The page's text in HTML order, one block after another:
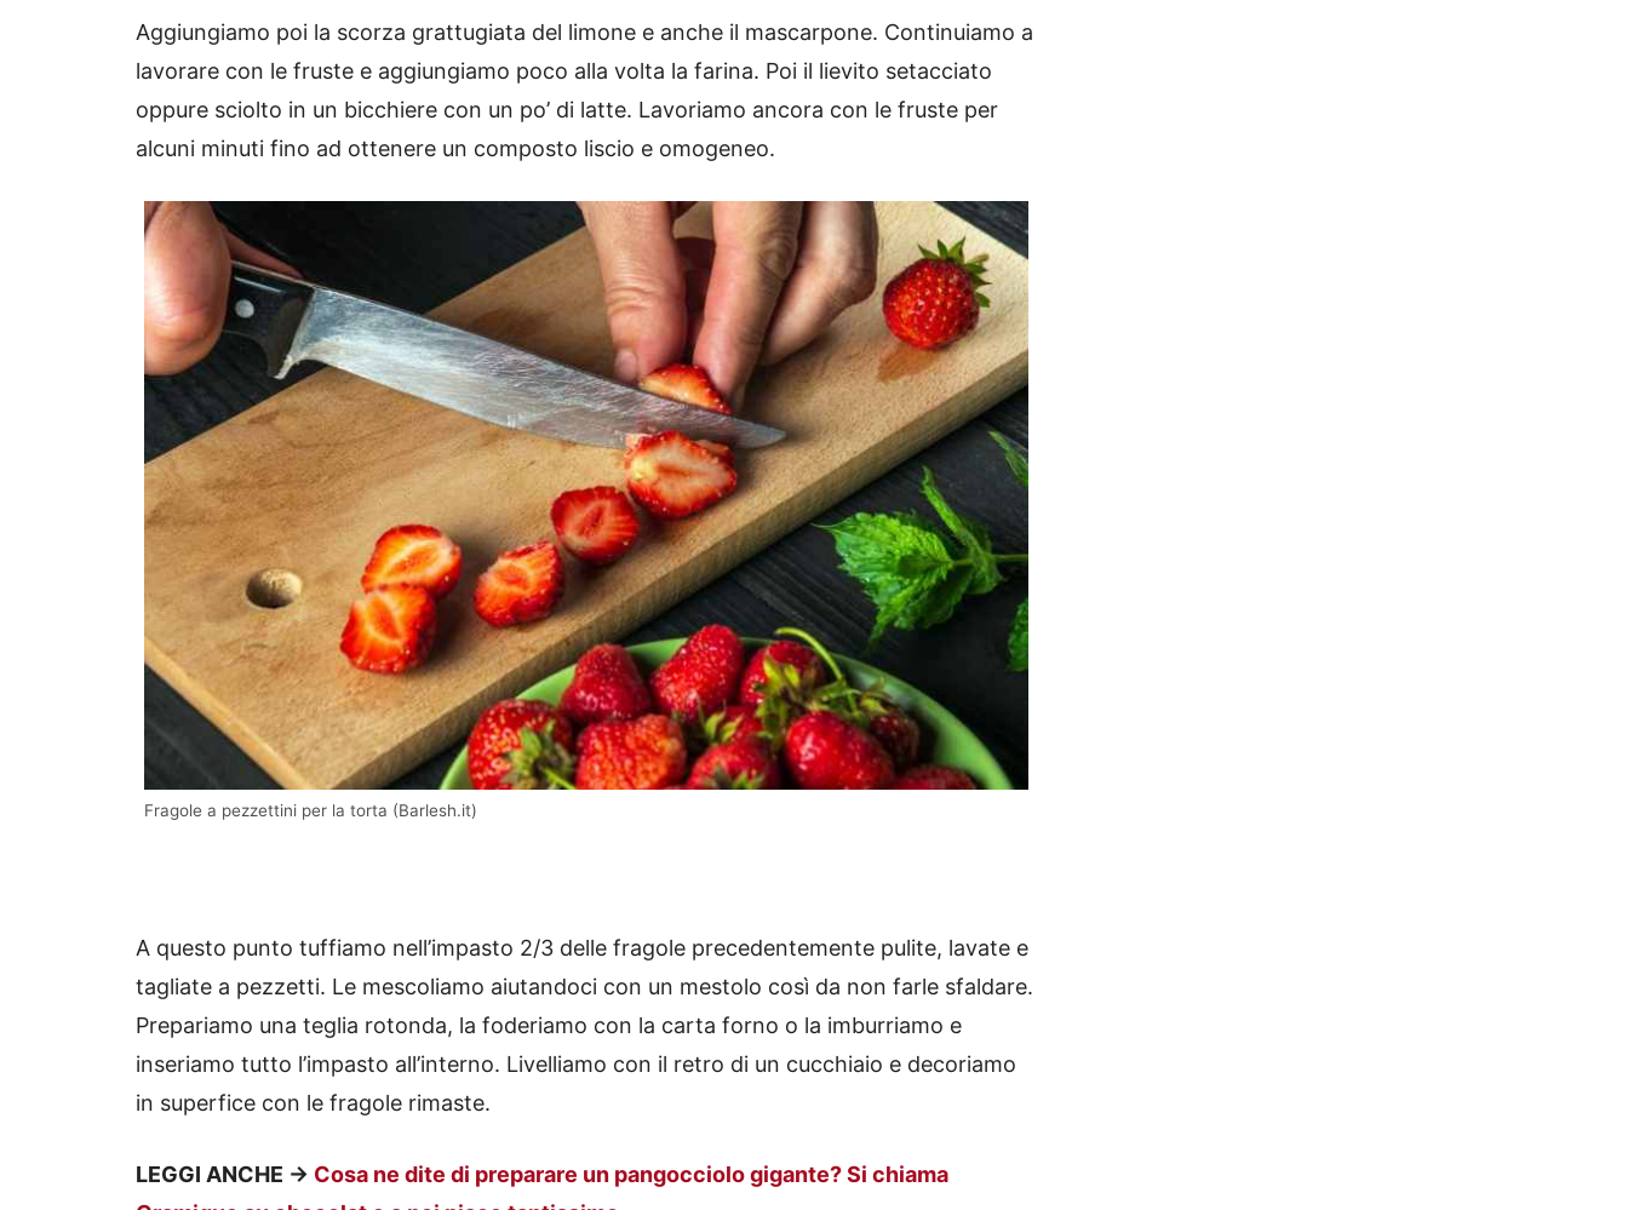
Aggiungiamo poi la scorza grattugiata del limone e anche il mascarpone. Continuiamo a
lavorare con le fruste e aggiungiamo poco alla volta la farina. Poi il lievito setacciato
oppure sciolto in un bicchiere con un po’ di latte. Lavoriamo ancora con le fruste per
alcuni minuti fino ad ottenere un composto liscio e omogeneo.
Fragole a pezzettini per la torta (Barlesh.it)
A questo punto tuffiamo nell’impasto 2/3 delle fragole precedentemente pulite, lavate e
tagliate a pezzetti. Le mescoliamo aiutandoci con un mestolo così da non farle sfaldare.
Prepariamo una teglia rotonda, la foderiamo con la carta forno o la imburriamo e
inseriamo tutto l’impasto all’interno. Livelliamo con il retro di un cucchiaio e decoriamo
in superfice con le fragole rimaste.
LEGGI ANCHE -> Cosa ne dite di preparare un pangocciolo gigante? Si chiama